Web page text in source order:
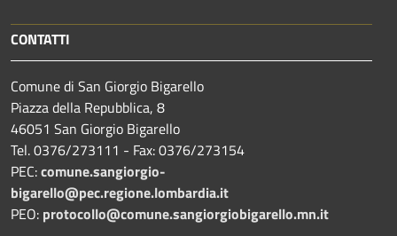
CONTATTI
Comune di San Giorgio Bigarello
Piazza della Repubblica, 8
46051 San Giorgio Bigarello
Tel. 0376/273111 - Fax: 0376/273154
PEC:comune.sangiorgio-
bigarello@pec.regione.lombardia.it
PEO: protocollo@comune.sangiorgiobigarello.mn.it